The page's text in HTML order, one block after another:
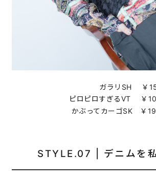
ガラリSH ￥
ピロピロすぎるVT ￥
かぶってカーゴSK ￥
STYLE.07 | デニムを